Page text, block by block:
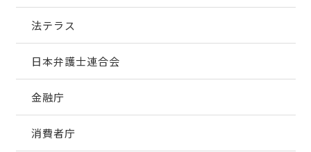
法テラス
日本弁護士連合会
金融庁
消費者庁